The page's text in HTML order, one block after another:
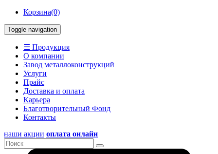
Корзина(0)
Toggle navigation
☰ Продукция
О компании
Завод металлоконструкций
Услуги
Прайс
Доставка и оплата
Карьера
Благотворительный Фонд
Контакты
наши акции оплата онлайн